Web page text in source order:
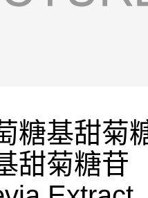
糖基甜菊
甜菊糖苷